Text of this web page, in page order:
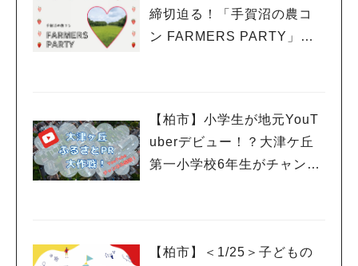
締切迫る！「手賀沼の農コ
ン FARMERS PARTY」に
【柏市】小学生が地元YouT
uberデビュー！？大津ケ丘
第一小学校6年生がチャンネ
【柏市】＜1/25＞子どもの